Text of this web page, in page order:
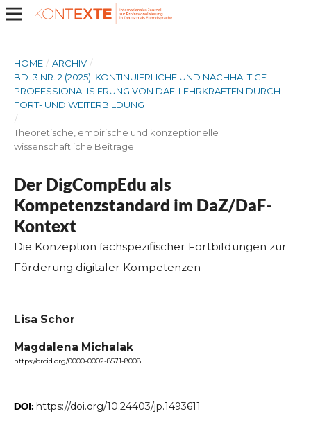
HOME / ARCHIV /
BD. 3 NR. 2 (2025): KONTINUIERLICHE UND NACHHALTIGE
PROFESSIONALISIERUNG VON DAF-LEHRKRÄFTEN DURCH
FORT- UND WEITERBILDUNG
/
Theoretische, empirische und konzeptionelle
wissenschaftliche Beiträge
Der DigCompEdu als
Kompetenzstandard im DaZ/DaF-
Kontext
Die Konzeption fachspezifischer Fortbildungen zur
Förderung digitaler Kompetenzen
Lisa Schor
Magdalena Michalak
https://orcid.org/0000-0002-8571-8008
DOI: https://doi.org/10.24403/jp.1493611